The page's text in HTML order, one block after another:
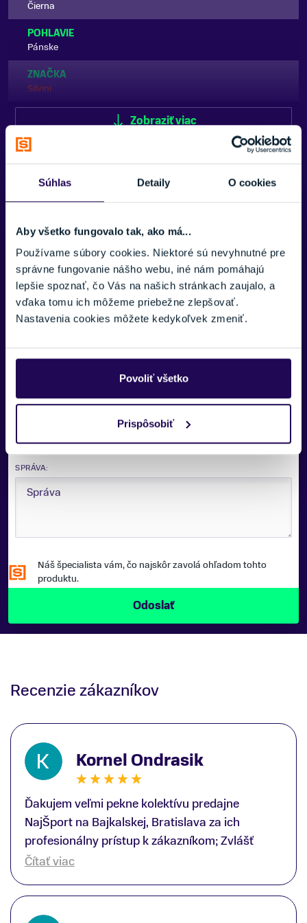
Súhlas Detaily O cookies
Aby všetko fungovalo tak, ako má...
Používame súbory cookies. Niektoré sú nevyhnutné pre
správne fungovanie nášho webu, iné nám pomáhajú
lepšie spoznať, čo Vás na našich stránkach zaujalo, a
vďaka tomu ich môžeme priebežne zlepšovať.
Nastavenia cookies môžete kedykoľvek zmeniť.
Povoliť všetko
Prispôsobiť
Čierna
POHLAVIE
Pánske
ZNAČKA
Silvini
Zobraziť menej
Zobraziť viac
pre vás.
VAŠE MENO:
E-MAIL:
TELEFÓNNE ČÍSLO:
SPRÁVA:
Náš špecialista vám, čo najskôr zavolá ohľadom tohto
produktu.
Recenzie zákazníkov
Kornel Ondrasik
Ďakujem veľmi pekne kolektívu predajne
NajŠport na Bajkalskej, Bratislava za ich
profesionálny prístup k zákazníkom; Zvlášť
ďakujem špecialistovi Martinovi Gunišovi za
lyžiarskej obuvi, ako aj prilby.. všetko značka
Atomic; Pán Martin Guniš mi svojou
Čítať viac